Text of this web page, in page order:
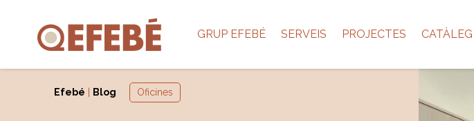
GRUP EFEBÉ SERVEIS PROJECTES CATÀLEG
Efebé Blog Oficines